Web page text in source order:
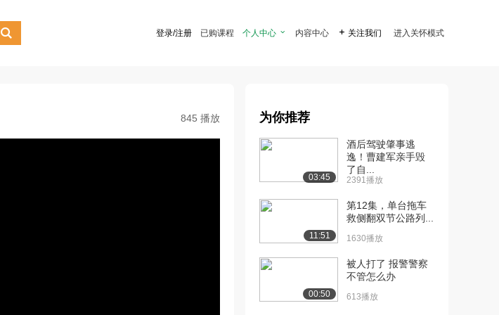
 登录/注册 已购课程 个人中心  内容中心  关注我们 进入关怀模式
845 播放 为你推荐
03:45
酒后驾驶肇事逃
逸！曹建军亲手毁
了自...
2391播放
11:51
第12集，单台拖车
救侧翻双节公路列...
1630播放
00:50
被人打了 报警警察
不管怎么办
613播放